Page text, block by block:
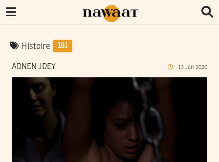
Histoire 181
ADNEN JDEY 13 Jan 2020